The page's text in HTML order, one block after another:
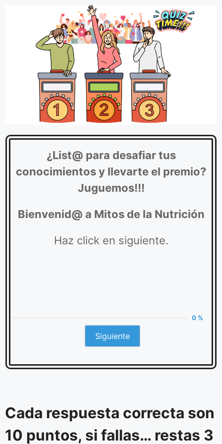
¿List@ para desafiar tus
conocimientos y llevarte el premio?
Juguemos!!!
Bienvenid@ a Mitos de la Nutrición
Haz click en siguiente.
0 %
Siguiente
Cada respuesta correcta son
10 puntos, si fallas… restas 3